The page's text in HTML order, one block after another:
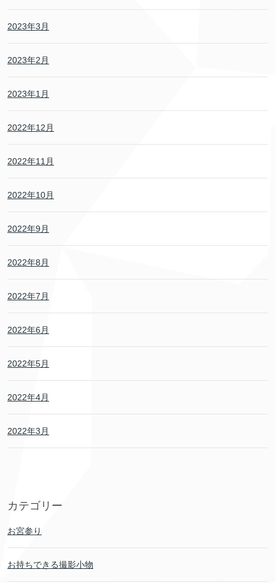
2023年3月
2023年2月
2023年1月
2022年12月
2022年11月
2022年10月
2022年9月
2022年8月
2022年7月
2022年6月
2022年5月
2022年4月
2022年3月
カテゴリー
お宮参り
お持ちできる撮影小物